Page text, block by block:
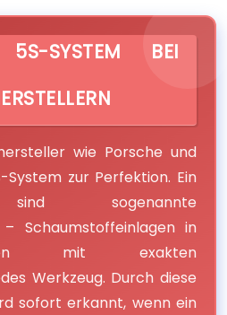
5S-SYSTEM BEI
wie Porsche und
System zur Perfektion. Ein
sind sogenannte
Schaumstoffeinlagen in
mit exakten
Werkzeug. Durch diese
sofort erkannt, wenn ein